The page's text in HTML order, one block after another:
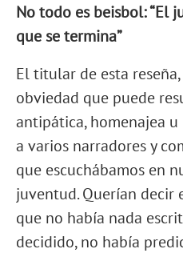
No todo es beisbol: “El
que se termina”
El titular de esta
obviedad que puede
antipática, homenajea
a varios narradores y
que escuchábamos en
juventud. Querían decir
que no había nada
decidido, no había